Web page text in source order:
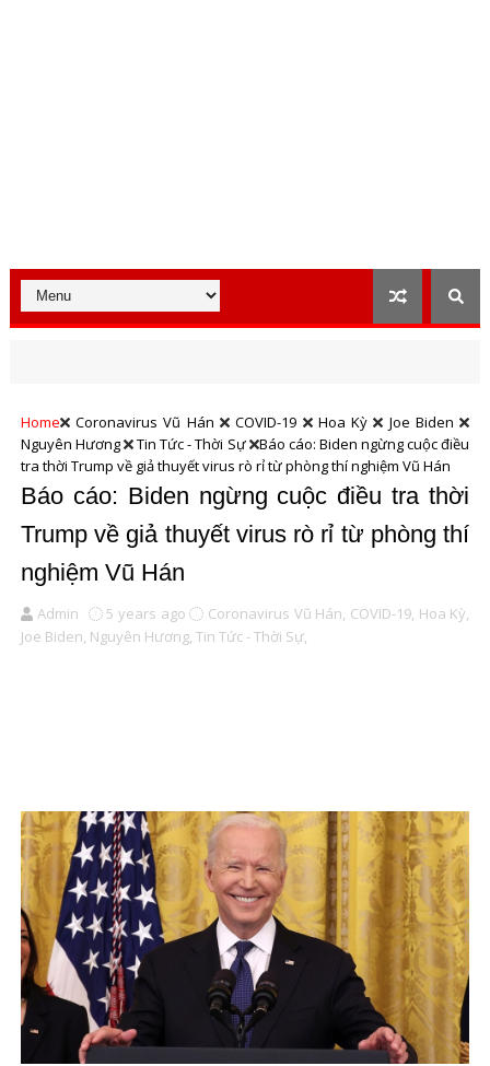
Home Coronavirus Vũ Hán COVID-19 Hoa Kỳ
Joe Biden
Nguyên Hương
Tin Tức - Thời Sự
Báo cáo: Biden ngừng cuộc điều
tra thời Trump về giả thuyết virus rò rỉ từ phòng thí nghiệm Vũ Hán
Báo cáo: Biden ngừng cuộc điều tra thời
Trump về giả thuyết virus rò rỉ từ phòng thí
nghiệm Vũ Hán
Admin 5 years ago Coronavirus Vũ Hán, COVID-19, Hoa Kỳ,
Joe Biden, Nguyên Hương, Tin Tức - Thời Sự,